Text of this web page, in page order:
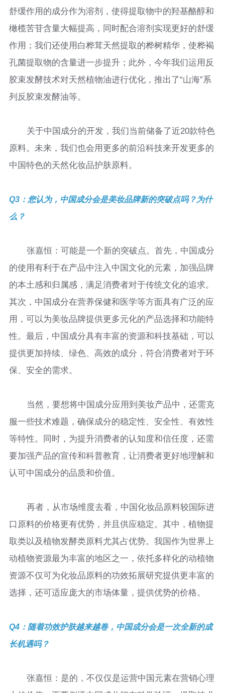
舒缓作用的成分作为溶剂，使得提取物中的羟基酪醇和
橄榄苦苷含量大幅提高，同时配合溶剂实现更好的舒缓
作用；我们还使用白桦茸天然提取的桦树精华，使桦褐
孔菌提取物的含量进一步提升；此外，今年我们运用反
胶束发酵技术对天然植物油进行优化，推出了“山海”系
列反胶束发酵油等。
关于中国成分的开发，我们当前储备了近20款特色
原料。未来，我们也会用更多的前沿科技来开发更多的
中国特色的天然化妆品护肤原料。
Q3：您认为，中国成分会是美妆品牌新的突破点吗？为什
么？
张嘉恒：可能是一个新的突破点。首先，中国成分
的使用有利于在产品中注入中国文化的元素，加强品牌
的本土感和归属感，满足消费者对于传统文化的追求。
其次，中国成分在营养保健和医学等方面具有广泛的应
用，可以为美妆品牌提供更多元化的产品选择和功能特
性。最后，中国成分具有丰富的资源和科技基础，可以
提供更加持续、绿色、高效的成分，符合消费者对于环
保、安全的需求。
当然，要想将中国成分应用到美妆产品中，还需克
服一些技术难题，确保成分的稳定性、安全性、有效性
等特性。同时，为提升消费者的认知度和信任度，还需
要加强产品的宣传和科普教育，让消费者更好地理解和
认可中国成分的品质和价值。
再者，从市场维度去看，中国化妆品原料较国际进
口原料的价格更有优势，并且供应稳定。其中，植物提
取类以及植物发酵类原料尤其占优势。我国作为世界上
动植物资源最为丰富的地区之一，依托多样化的动植物
资源不仅可为化妆品原料的功效拓展研究提供更丰富的
选择，还可适应庞大的市场体量，提供优势的价格。
Q4：随着功效护肤越来越卷，中国成分会是一次全新的成
长机遇吗？
张嘉恒：是的，不仅仅是运营中国元素在营销心理